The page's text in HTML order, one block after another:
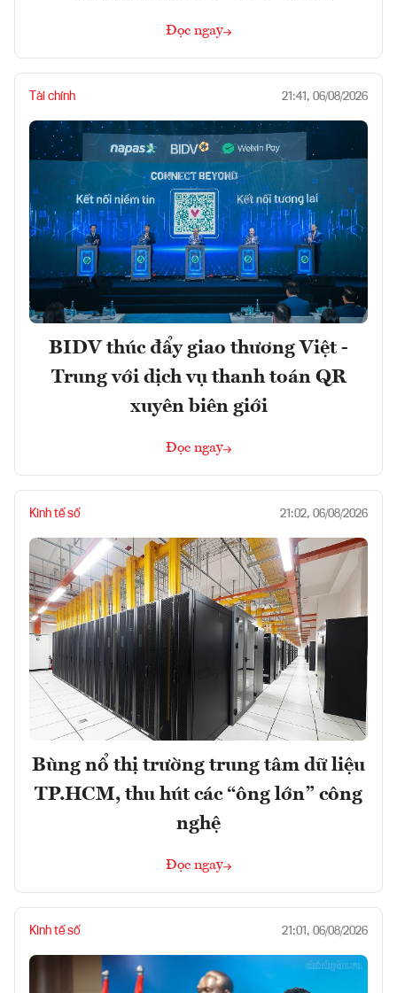
Đọc ngay
Tài chính 21:41, 06/08/2026
BIDV thúc đẩy giao thương Việt -
Trung với dịch vụ thanh toán QR
xuyên biên giới
Đọc ngay
Kinh tế số 21:02, 06/08/2026
Bùng nổ thị trường trung tâm dữ liệu
TP.HCM, thu hút các “ông lớn” công
nghệ
Đọc ngay
Kinh tế số 21:01, 06/08/2026